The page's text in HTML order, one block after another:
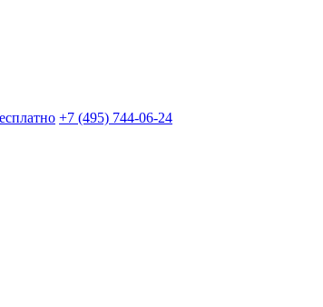
+7 (495) 744-06-24